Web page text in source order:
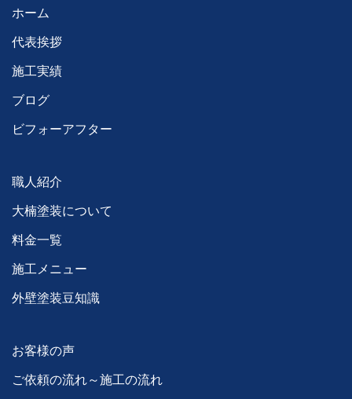
ホーム
代表挨拶
施工実績
ブログ
ビフォーアフター
職人紹介
大楠塗装について
料金一覧
施工メニュー
外壁塗装豆知識
お客様の声
ご依頼の流れ～施工の流れ